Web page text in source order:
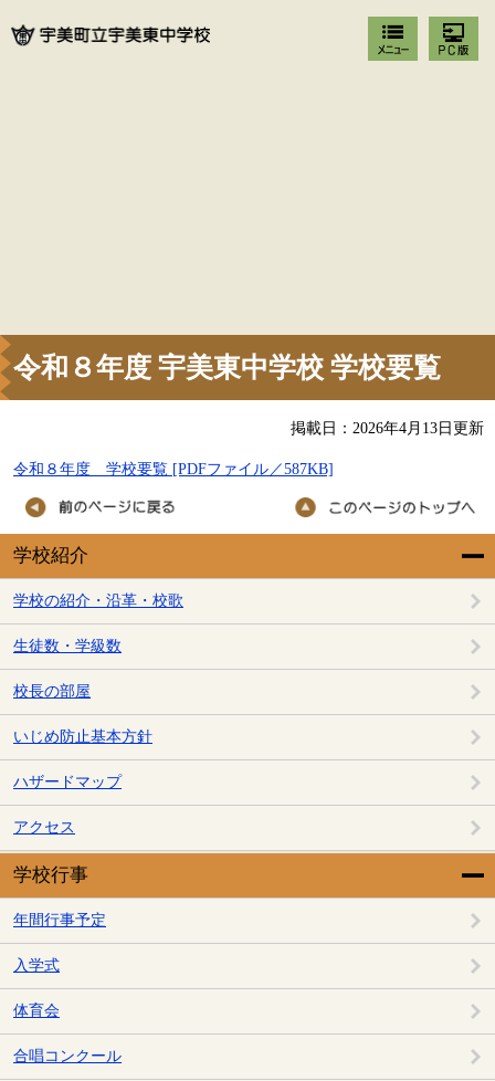
学校紹介
学校の紹介・沿革・校歌
生徒数・学級数
校長の部屋
いじめ防止基本方針
ハザードマップ
アクセス
学校行事
年間行事予定
入学式
体育会
合唱コンクール
令和８年度 宇美東中学校 学校要覧
掲載日：2026年4月13日更新
令和８年度 学校要覧 [PDFファイル／587KB]